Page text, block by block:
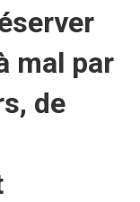
mal par
de